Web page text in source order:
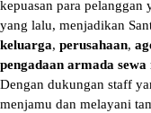
kepuasan para
yang lalu, menjadikan
keluarga, perusahaan,
pengadaan armada
Dengan dukungan staff
menjamu dan melayani